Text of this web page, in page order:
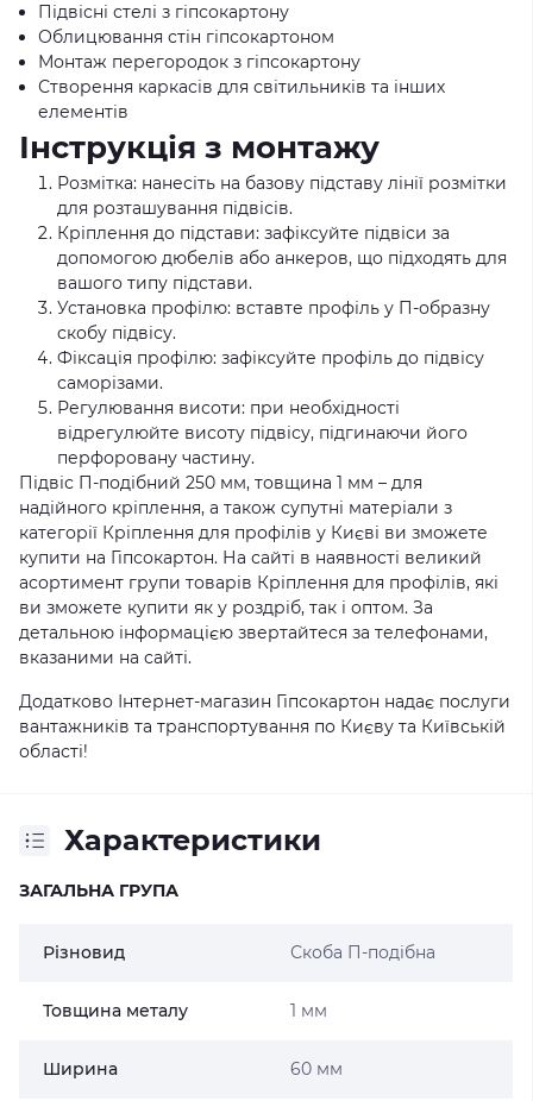
Підвісні стелі з гіпсокартону
Облицювання стін гіпсокартоном
Монтаж перегородок з гіпсокартону
Створення каркасів для світильників та інших
елементів
Інструкція з монтажу
Розмітка: нанесіть на базову підставу лінії розмітки
для розташування підвісів.
Кріплення до підстави: зафіксуйте підвіси за
допомогою дюбелів або анкеров, що підходять для
вашого типу підстави.
Установка профілю: вставте профіль у П-образну
скобу підвісу.
Фіксація профілю: зафіксуйте профіль до підвісу
саморізами.
Регулювання висоти: при необхідності
відрегулюйте висоту підвісу, підгинаючи його
перфоровану частину.
Підвіс П-подібний 250 мм, товщина 1 мм – для
надійного кріплення, а також супутні матеріали з
категорії Кріплення для профілів у Києві ви зможете
купити на Гіпсокартон. На сайті в наявності великий
асортимент групи товарів Кріплення для профілів, які
ви зможете купити як у роздріб, так і оптом. За
детальною інформацією звертайтеся за телефонами,
вказаними на сайті.
Додатково Інтернет-магазин Гіпсокартон надає послуги
вантажників та транспортування по Києву та Київській
області!
Характеристики
ЗАГАЛЬНА ГРУПА
Різновид Скоба П-подібна
Товщина металу 1 мм
Ширина 60 мм